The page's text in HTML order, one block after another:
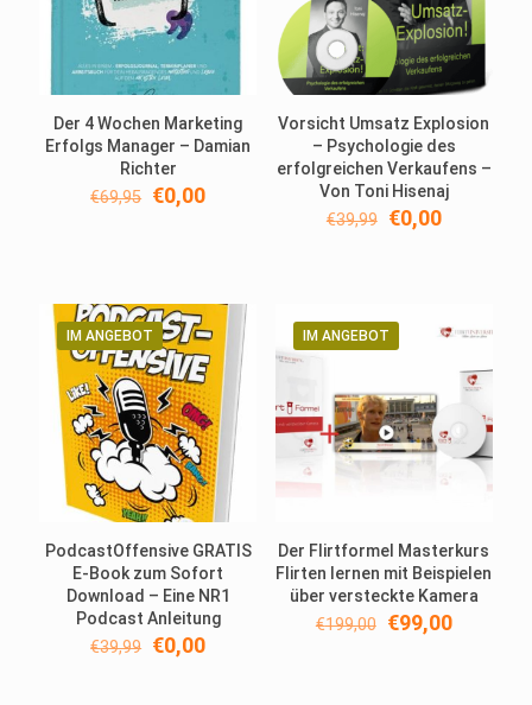
Der 4 Wochen Marketing
Erfolgs Manager – Damian
Richter
€69,95 Ursprünglicher
€0,00Aktueller
Vorsicht Umsatz Explosion
– Psychologie des
erfolgreichen Verkaufens –
Von Toni Hisenaj
€39,99 Ursprünglicher
€0,00Aktueller
IM ANGEBOT
PodcastOffensive GRATIS
E-Book zum Sofort
Download – Eine NR1
Podcast Anleitung
€39,99 Ursprünglicher
Preis
€0,00Aktueller
IM ANGEBOT
Der Flirtformel Masterkurs
Flirten lernen mit Beispielen
über versteckte Kamera
€199,00 Ursprünglicher
Preis
€99,00